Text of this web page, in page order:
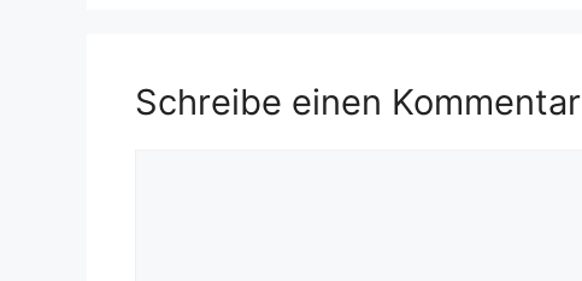
Schreibe einen Kommentar